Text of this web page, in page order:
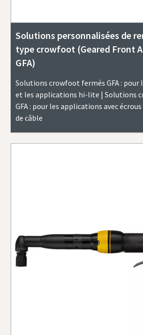
Solutions personnalisées de
type crowfoot (Geared Front
GFA)
Solutions crowfoot fermés GFA : pour
et les applications hi-lite | Solutions
GFA : pour les applications avec
de câble